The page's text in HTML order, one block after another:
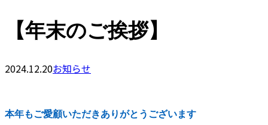
【年末のご挨拶】
2024.12.20お知らせ
本年もご愛顧いただきありがとうございます